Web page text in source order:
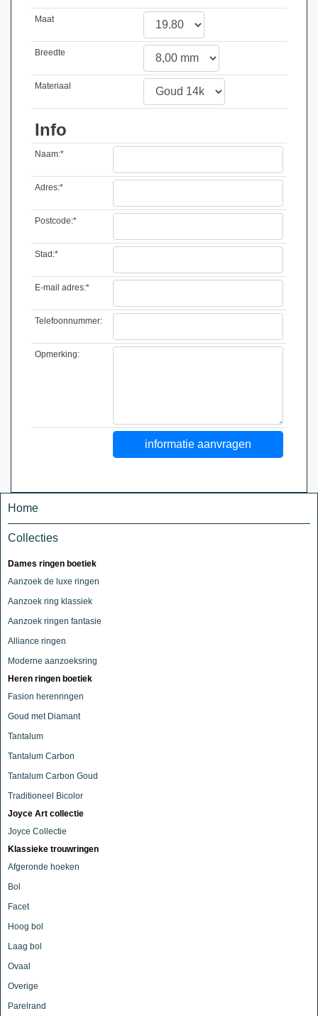
Maat
Breedte
Materiaal
Info
Naam:*
Adres:*
Postcode:*
Stad:*
E-mail adres:*
Telefoonnummer:
Opmerking:
Home
Collecties
Dames ringen boetiek
Aanzoek de luxe ringen
Aanzoek ring klassiek
Aanzoek ringen fantasie
Alliance ringen
Moderne aanzoeksring
Heren ringen boetiek
Fasion herenringen
Goud met Diamant
Tantalum
Tantalum Carbon
Tantalum Carbon Goud
Traditioneel Bicolor
Joyce Art collectie
Joyce Collectie
Klassieke trouwringen
Afgeronde hoeken
Bol
Facet
Hoog bol
Laag bol
Ovaal
Overige
Parelrand